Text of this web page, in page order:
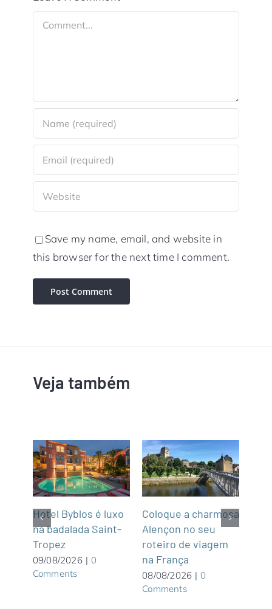
Comment
Save my name, email, and website in
this browser for the next time I comment.
Veja também
Hotel Byblos é luxo
na badalada Saint-
Tropez
09/08/2026 | 0
Comments
Coloque a charmosa
Alençon no seu
roteiro de viagem
na França
08/08/2026 | 0
Comments